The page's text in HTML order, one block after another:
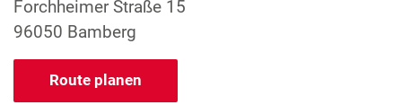
Forchheimer Straße 15
96050 Bamberg
Route planen